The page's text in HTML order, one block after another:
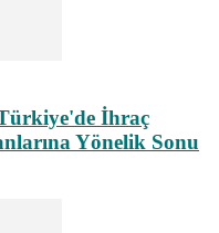
İhraç
Yönelik Sonu